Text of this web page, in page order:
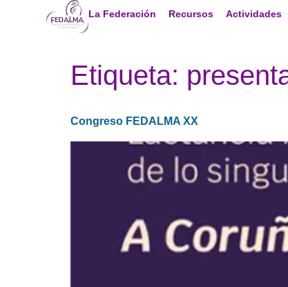
La Federación Recursos Actividades
Etiqueta:
Congreso FEDALMA XX